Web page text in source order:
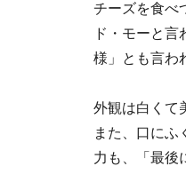
チーズを食べ
ド・モーと
様」とも言わ
外観は白くて
また、口にふ
力も、「最後